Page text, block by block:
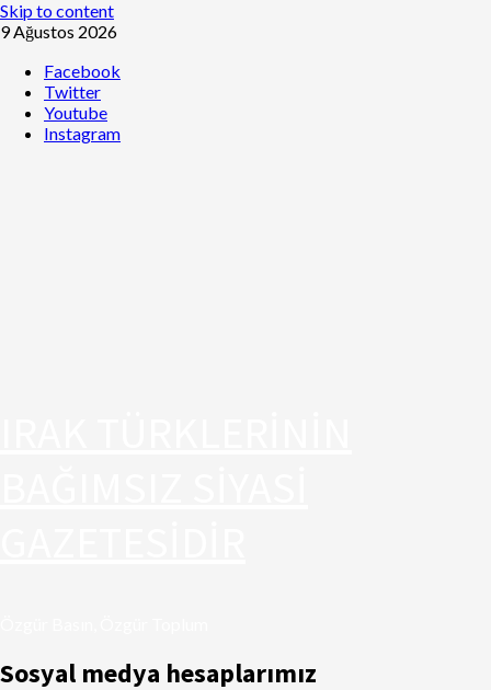
Skip to content
9 Ağustos 2026
Facebook
Twitter
Youtube
Instagram
Sosyal medya hesaplarımız